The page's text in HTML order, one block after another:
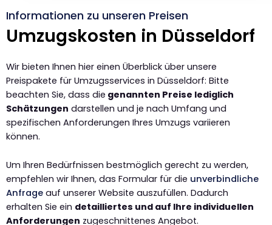
Informationen zu unseren Preisen
Umzugskosten in Düsseldorf
Wir bieten Ihnen hier einen Überblick über unsere
Preispakete für Umzugsservices in Düsseldorf: Bitte
beachten Sie, dass die genannten Preise lediglich
Schätzungen darstellen und je nach Umfang und
spezifischen Anforderungen Ihres Umzugs variieren
können.
Um Ihren Bedürfnissen bestmöglich gerecht zu werden,
empfehlen wir Ihnen, das Formular für die unverbindliche
Anfrage auf unserer Website auszufüllen. Dadurch
erhalten Sie ein detailliertes und auf Ihre individuellen
Anforderungen zugeschnittenes Angebot.